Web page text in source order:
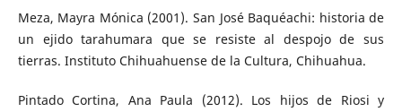
Meza, Mayra Mónica (2001). San José Baquéachi: historia de
un ejido tarahumara que se resiste al despojo de sus
tierras. Instituto Chihuahuense de la Cultura, Chihuahua.
Pintado Cortina, Ana Paula (2012). Los hijos de Riosi y